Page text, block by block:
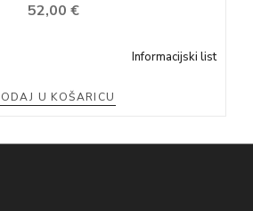
52,00 €
Informacijski list
U KOŠARICU